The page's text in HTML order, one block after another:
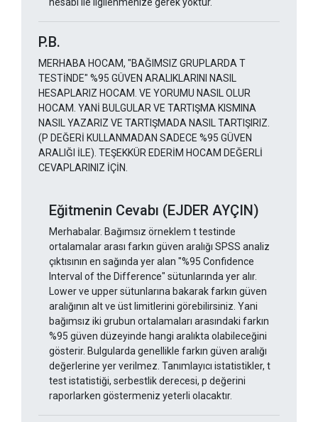
hesabı ile ilgilenmenize gerek yoktur.
P.B.
MERHABA HOCAM, "BAĞIMSIZ GRUPLARDA T
TESTİNDE" %95 GÜVEN ARALIKLARINI NASIL
HESAPLARIZ HOCAM. VE YORUMU NASIL OLUR
HOCAM. YANİ BULGULAR VE TARTIŞMA KISMINA
NASIL YAZARIZ VE TARTIŞMADA NASIL TARTIŞIRIZ.
(P DEĞERİ KULLANMADAN SADECE %95 GÜVEN
ARALIĞI İLE). TEŞEKKÜR EDERİM HOCAM DEĞERLİ
CEVAPLARINIZ İÇİN.
Eğitmenin Cevabı (EJDER AYÇIN)
Merhabalar. Bağımsız örneklem t testinde
ortalamalar arası farkın güven aralığı SPSS analiz
çıktısının en sağında yer alan "%95 Confidence
Interval of the Difference" sütunlarında yer alır.
Lower ve upper sütunlarına bakarak farkın güven
aralığının alt ve üst limitlerini görebilirsiniz. Yani
bağımsız iki grubun ortalamaları arasındaki farkın
%95 güven düzeyinde hangi aralıkta olabileceğini
gösterir. Bulgularda genellikle farkın güven aralığı
değerlerine yer verilmez. Tanımlayıcı istatistikler, t
test istatistiği, serbestlik derecesi, p değerini
raporlarken göstermeniz yeterli olacaktır.